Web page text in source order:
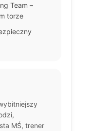
Team –
torze
MŚ, trener